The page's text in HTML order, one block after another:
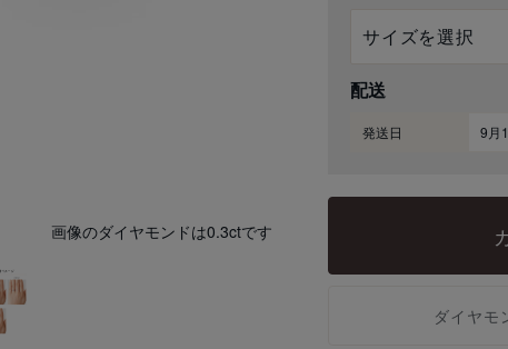
画像のダイヤモンドは0.3ctです
配送
発送日 9月
ダイヤモ